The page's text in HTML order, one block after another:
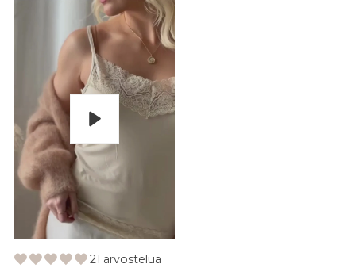
Pelaa
21 arvostelua